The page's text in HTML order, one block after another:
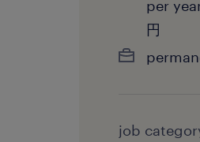
per
円
job